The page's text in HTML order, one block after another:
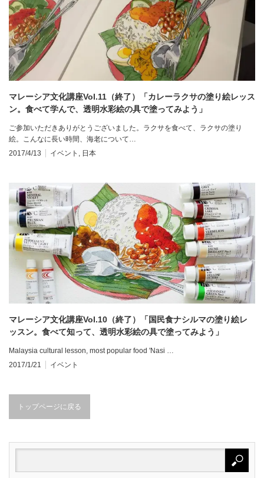
マレーシア文化講座Vol.11（終了）「カレーラクサの塗り絵レッス
ン。食べて学んで、透明水彩絵の具で塗ってみよう」
ご参加いただきありがとうございました。ラクサを食べて、ラクサの塗り
絵。こんなに長い時間、海老について…
2017/4/13
イベント , 日本
マレーシア文化講座Vol.10（終了）「国民食ナシルマの塗り絵レ
ッスン。食べて知って、透明水彩絵の具で塗ってみよう」
Malaysia cultural lesson, most popular food 'Nasi …
2017/1/21
イベント
トップページに戻る